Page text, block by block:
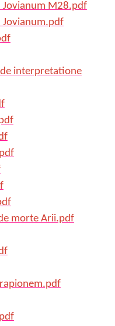
Jovianum M28.pdf
Jovianum.pdf
interpretatione
morte Arii.pdf